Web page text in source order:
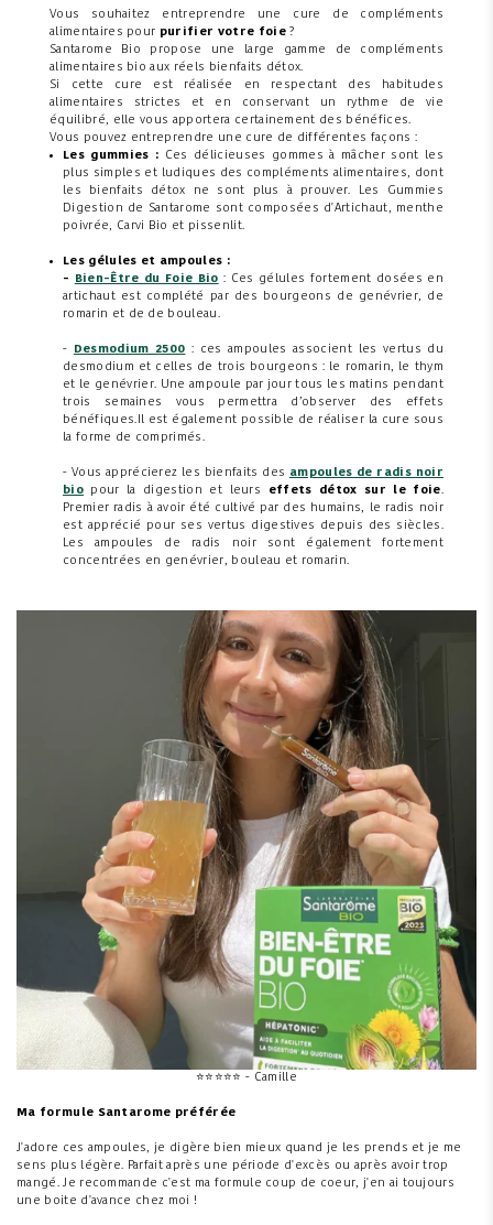
Vous souhaitez entreprendre une cure de compléments
alimentaires pour purifier votre foie?
Santarome Bio propose une large gamme de compléments
alimentaires bio aux réels bienfaits détox.
Si cette cure est réalisée en respectant des habitudes
alimentaires strictes et en conservant un rythme de vie
équilibré, elle vous apportera certainement des bénéfices.
Vous pouvez entreprendre une cure de différentes façons :
Les gummies : Ces délicieuses gommes à mâcher sont les
plus simples et ludiques des compléments alimentaires, dont
les bienfaits détox ne sont plus à prouver. Les Gummies
Digestion de Santarome sont composées d'Artichaut, menthe
poivrée, Carvi Bio et pissenlit.
Les gélules et ampoules :
-
Bien-Être du Foie Bio : Ces gélules fortement dosées en
artichaut est complété par des bourgeons de genévrier, de
romarin et de de bouleau.
- Desmodium 2500 : ces ampoules associent les vertus du
desmodium et celles de trois bourgeons : le romarin, le thym
et le genévrier. Une ampoule par jour tous les matins pendant
trois semaines vous permettra d’observer des effets
bénéfiques.Il est également possible de réaliser la cure sous
la forme de comprimés.
- Vous apprécierez les bienfaits des ampoules de radis noir
biopour la digestion et leurs effets détox sur le foie.
Premier radis à avoir été cultivé par des humains, le radis noir
est apprécié pour ses vertus digestives depuis des siècles.
Les ampoules de radis noir sont également fortement
concentrées en genévrier, bouleau et romarin.
⭐⭐ ⭐⭐⭐ - Camille
Ma formule Santarome préférée
J'adore ces ampoules, je digère bien mieux quand je les prends et je me
sens plus légère. Parfait après une période d'excès ou après avoir trop
mangé. Je recommande c'est ma formule coup de coeur, j'en ai toujours
une boite d'avance chez moi !